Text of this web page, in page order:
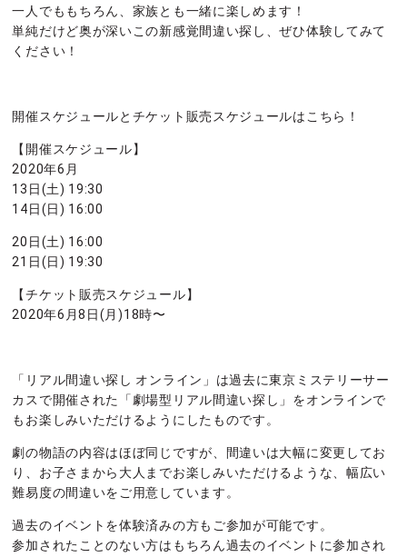
一人でももちろん、家族とも一緒に楽しめます！
単純だけど奥が深いこの新感覚間違い探し、ぜひ体験してみて
ください！
開催スケジュールとチケット販売スケジュールはこちら！
【開催スケジュール】
2020年6月
13日(土) 19:30
14日(日) 16:00
20日(土) 16:00
21日(日) 19:30
【チケット販売スケジュール】
2020年6月8日(月)18時〜
「リアル間違い探し オンライン」は過去に東京ミステリーサー
カスで開催された「劇場型リアル間違い探し」をオンラインで
もお楽しみいただけるようにしたものです。
劇の物語の内容はほぼ同じですが、間違いは大幅に変更してお
り、お子さまから大人までお楽しみいただけるような、幅広い
難易度の間違いをご用意しています。
過去のイベントを体験済みの方もご参加が可能です。
参加されたことのない方はもちろん過去のイベントに参加され